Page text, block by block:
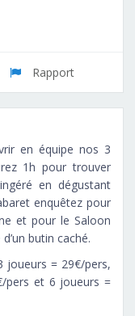
Rapport
en équipe nos 3
1h pour trouver
en dégustant
enquêtez pour
et pour le Saloon
butin caché.
joueurs = 29€/pers,
pers et 6 joueurs =